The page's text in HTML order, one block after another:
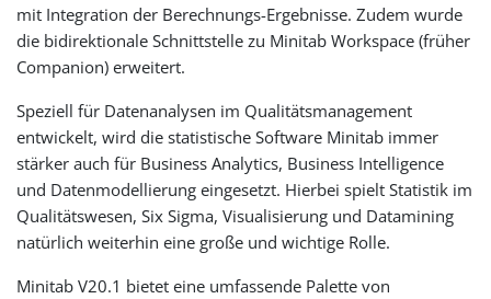
mit Integration der Berechnungs-Ergebnisse. Zudem wurde
die bidirektionale Schnittstelle zu Minitab Workspace (früher
Companion) erweitert.
Speziell für Datenanalysen im Qualitätsmanagement
entwickelt, wird die statistische Software Minitab immer
stärker auch für Business Analytics, Business Intelligence
und Datenmodellierung eingesetzt. Hierbei spielt Statistik im
Qualitätswesen, Six Sigma, Visualisierung und Datamining
natürlich weiterhin eine große und wichtige Rolle.
Minitab V20.1 bietet eine umfassende Palette von